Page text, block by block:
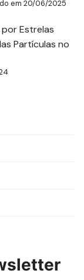
em 20/06/2025
Estrelas
Partículas no